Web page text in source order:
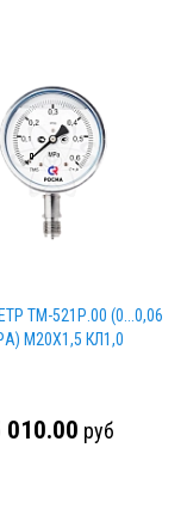
ТМ-521Р.00 (0...0,06
М20Х1,5 КЛ1,0
010.00 руб